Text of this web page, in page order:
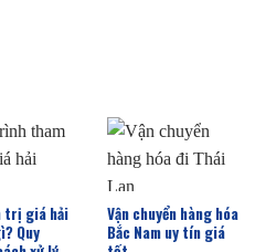
trị giá hải
Quy
Vận chuyển hàng hóa
Bắc Nam uy tín giá